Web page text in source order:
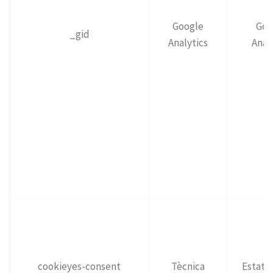
_gid
Google
Analytics
cookieyes-consent Tècnica Estat